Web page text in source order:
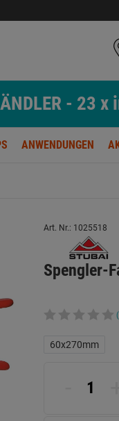
- 23
ANWENDUNGEN
Art. Nr.: 1025518
Spengler-
60x270mm